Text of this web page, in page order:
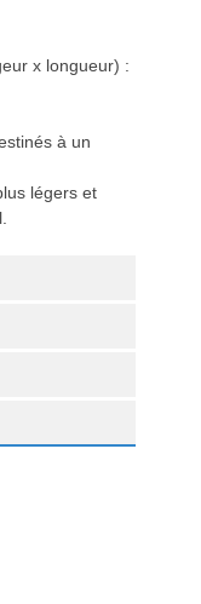
x longueur) :
à un
légers et